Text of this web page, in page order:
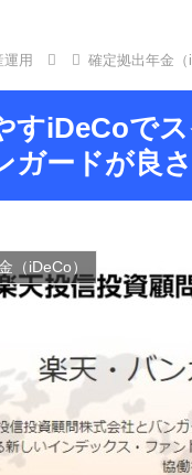
運用 確定拠出年金（
すiDeCoで
ガードが良さ
（iDeCo）